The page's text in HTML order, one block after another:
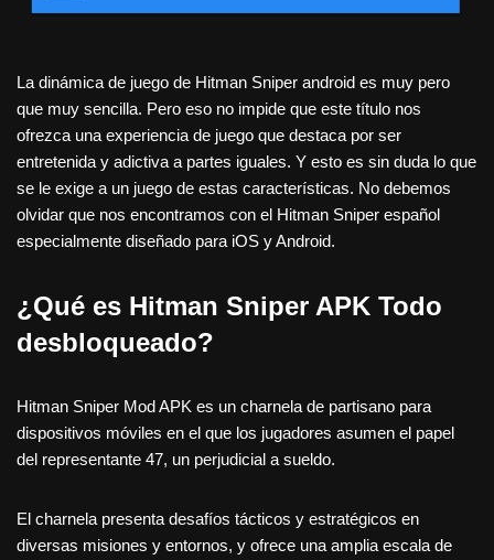
La dinámica de juego de Hitman Sniper android es muy pero
que muy sencilla. Pero eso no impide que este título nos
ofrezca una experiencia de juego que destaca por ser
entretenida y adictiva a partes iguales. Y esto es sin duda lo que
se le exige a un juego de estas características. No debemos
olvidar que nos encontramos con el Hitman Sniper español
especialmente diseñado para iOS y Android.
¿Qué es Hitman Sniper APK Todo
desbloqueado?
Hitman Sniper Mod APK es un charnela de partisano para
dispositivos móviles en el que los jugadores asumen el papel
del representante 47, un perjudicial a sueldo.
El charnela presenta desafíos tácticos y estratégicos en
diversas misiones y entornos, y ofrece una amplia escala de